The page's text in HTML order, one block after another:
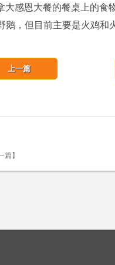
大感恩大餐的餐桌上的
，但目前主要是火鸡和
上一篇
篇】